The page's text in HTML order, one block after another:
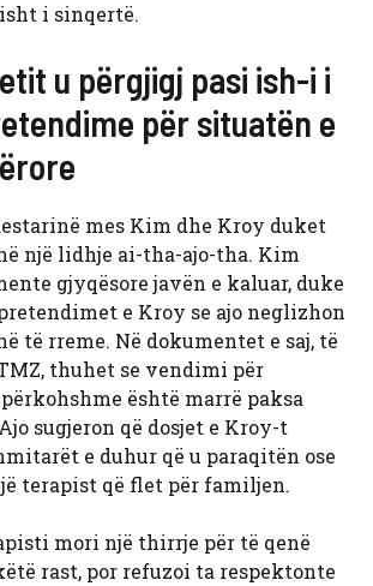
i sinqertë.
u përgjigj pasi ish-i i
për situatën e
mes Kim dhe Kroy duket
një lidhje ai-tha-ajo-tha. Kim
gjyqësore javën e kaluar, duke
e Kroy se ajo neglizhon
të rreme. Në dokumentet e saj, të
thuhet se vendimi për
është marrë paksa
sugjeron që dosjet e Kroy-t
e duhur që u paraqitën ose
terapist që flet për familjen.
mori një thirrje për të qenë
rast, por refuzoi ta respektonte